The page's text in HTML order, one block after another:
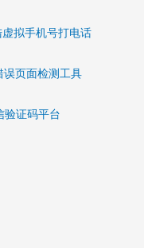
拟手机号打电话
页面检测工具
验证码平台